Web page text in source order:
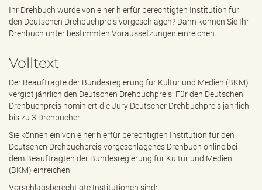
b
l
Ihr Drehbuch wurde von einer hierfür berechtigten Institution für
den Deutschen Drehbuchpreis vorgeschlagen? Dann können Sie Ihr
Drehbuch unter bestimmten Voraussetzungen einreichen.
Volltext
Der Beauftragte der Bundesregierung für Kultur und Medien (BKM)
vergibt jährlich den Deutschen Drehbuchpreis. Für den Deutschen
Drehbuchpreis nominiert die Jury Deutscher Drehbuchpreis jährlich
bis zu 3 Drehbücher.
Sie können ein von einer hierfür berechtigten Institution für den
Deutschen Drehbuchpreis vorgeschlagenes Drehbuch online bei
dem Beauftragten der Bundesregierung für Kultur und Medien
(BKM) einreichen.
Vorschlagsberechtigte Institutionen sind: